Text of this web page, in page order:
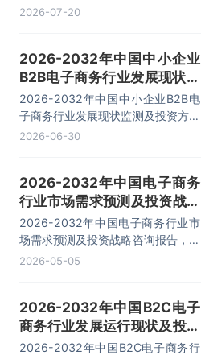
告，主要包括电子商务开展条件及障
2026-07-20
2026-2032年中国中小企业
B2B电子商务行业发展现状监
测及投资方向研究报告
2026-2032年中国中小企业B2B电
子商务行业发展现状监测及投资方向
研究报告，主要包括前景趋势预测、
2026-06-30
2026-2032年中国电子商务
行业市场需求预测及投资战略
咨询报告
2026-2032年中国电子商务行业市
场需求预测及投资战略咨询报告，主
要包括行业投资机会与风险、市场发
2026-05-05
2026-2032年中国B2C电子
商务行业发展运行现状及投资
战略研究报告
2026-2032年中国B2C电子商务行